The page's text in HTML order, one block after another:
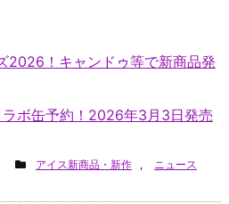
2026！キャンドゥ等で新商品発
ボ缶予約！2026年3月3日発売
アイス新商品・新作 , ニュース